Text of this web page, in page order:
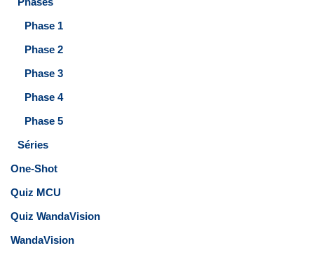
Phase 1
Phase 2
Phase 3
Phase 4
Phase 5
Séries
One-Shot
Quiz MCU
Quiz WandaVision
WandaVision